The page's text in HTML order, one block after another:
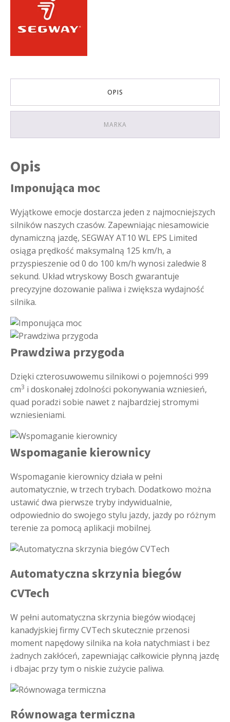
4X4
homologacja:T3B
PIASKOWY
OPIS
MARKA
Opis
Imponująca moc
Wyjątkowe emocje dostarcza jeden z najmocniejszych
silników naszych czasów. Zapewniając niesamowicie
dynamiczną jazdę, SEGWAY AT10 WL EPS Limited
osiąga prędkość maksymalną 125 km/h, a
przyspieszenie od 0 do 100 km/h wynosi zaledwie 8
sekund. Układ wtryskowy Bosch gwarantuje
precyzyjne dozowanie paliwa i zwiększa wydajność
silnika.
Prawdziwa przygoda
Dzięki czterosuwowemu silnikowi o pojemności 999
cm3 i doskonałej zdolności pokonywania wzniesień,
quad poradzi sobie nawet z najbardziej stromymi
wzniesieniami.
Wspomaganie kierownicy
Wspomaganie kierownicy działa w pełni
automatycznie, w trzech trybach. Dodatkowo można
ustawić dwa pierwsze tryby indywidualnie,
odpowiednio do swojego stylu jazdy, jazdy po różnym
terenie za pomocą aplikacji mobilnej.
Automatyczna skrzynia biegów
CVTech
W pełni automatyczna skrzynia biegów wiodącej
kanadyjskiej firmy CVTech skutecznie przenosi
moment napędowy silnika na koła natychmiast i bez
żadnych zakłóceń, zapewniając całkowicie płynną jazdę
i dbajac przy tym o niskie zużycie paliwa.
Równowaga termiczna